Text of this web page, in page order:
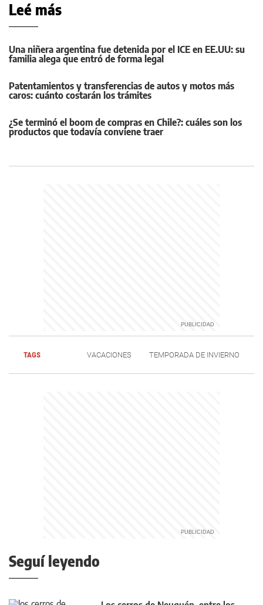
Leé más
Una niñera argentina fue detenida por el ICE en EE.UU: su
familia alega que entró de forma legal
Patentamientos y transferencias de autos y motos más
caros: cuánto costarán los trámites
¿Se terminó el boom de compras en Chile?: cuáles son los
productos que todavía conviene traer
TAGS VACACIONES TEMPORADA DE INVIERNO
Seguí leyendo